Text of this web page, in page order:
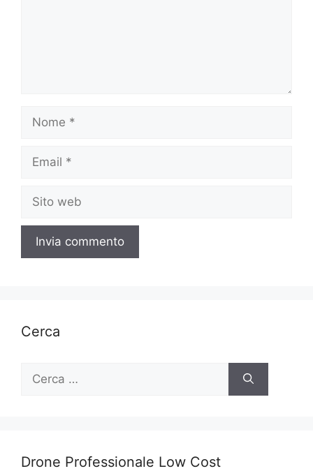
Nome
Email
Sito
web
Cerca
Ricerca
Drone Professionale Low Cost